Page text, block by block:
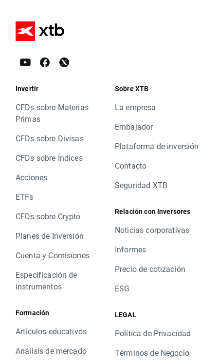
Invertir
CFDs sobre Materias
Primas
CFDs sobre Divisas
CFDs sobre Índices
Acciones
ETFs
CFDs sobre Crypto
Planes de Inversión
Cuenta y Comisiones
Especificación de
instrumentos
Formación
Artículos educativos
Análisis de mercado
Sobre XTB
La empresa
Embajador
Plataforma de inversión
Contacto
Seguridad XTB
Relación con Inversores
Noticias corporativas
Informes
Precio de cotización
ESG
LEGAL
Política de Privacidad
Términos de Negocio